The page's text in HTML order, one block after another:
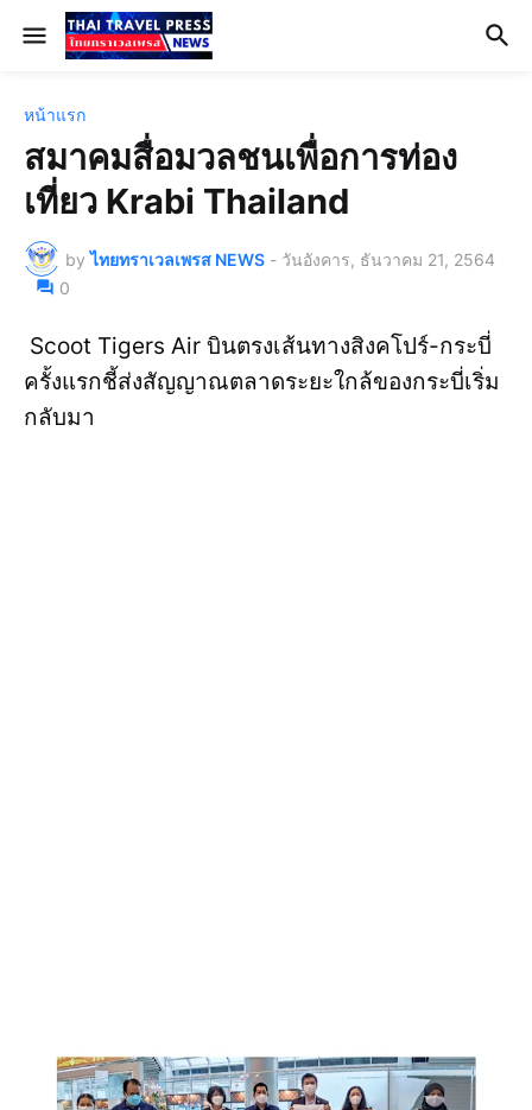
หน้าแรก
สมาคมสื่อมวลชนเพื่อการท่อง
เที่ยว Krabi Thailand
by ไทยทราเวลเพรส NEWS - วันอังคาร, ธันวาคม 21, 2564
0
Scoot Tigers Air บินตรงเส้นทางสิงคโปร์-กระบี่
ครั้งแรกชี้ส่งสัญญาณตลาดระยะใกล้ของกระบี่เริ่ม
กลับมา